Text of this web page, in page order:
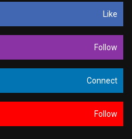
Like
Follow
Connect
Follow